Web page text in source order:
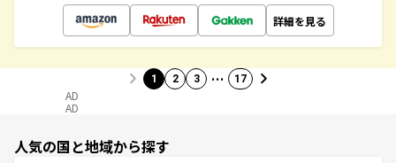
詳細を見る
1 2 3 … 17
AD
AD
人気の国と地域から探す